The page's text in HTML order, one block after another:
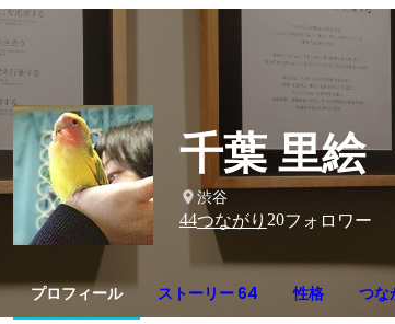
千葉 里絵
渋谷
44つながり 20フォロワー
プロフィール ストーリー 64 性格 つな